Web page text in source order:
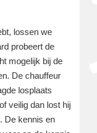
lossen we
probeert de
mogelijk bij de
De chauffeur
losplaats
veilig dan lost hij
De kennis en